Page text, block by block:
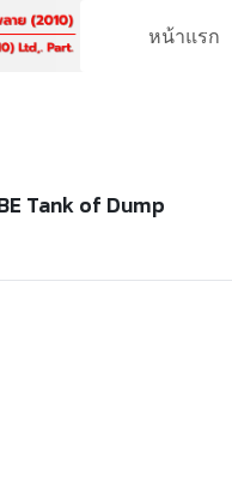
หน้าแรก
Tank of Dump